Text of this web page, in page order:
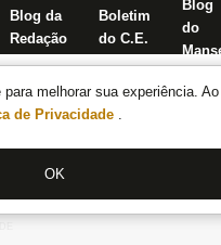
melhorar sua experiência.
de Privacidade .
OK
Blog da
Redação
Boletim
do C.E.
Blog
do